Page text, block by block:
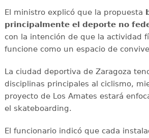
El ministro explicó que la propuesta
principalmente el deporte no
con la intención de que la actividad
funcione como un espacio de
La ciudad deportiva de Zaragoza
disciplinas principales al ciclismo,
proyecto de Los Amates estará
el skateboarding.
El funcionario indicó que cada